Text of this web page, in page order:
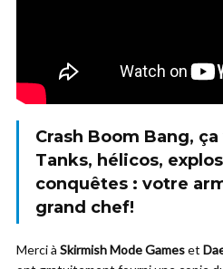
Crash Boom Bang,
Tanks, hélicos,
conquêtes : votre
grand chef!
Merci à Skirmish Mode Gameset